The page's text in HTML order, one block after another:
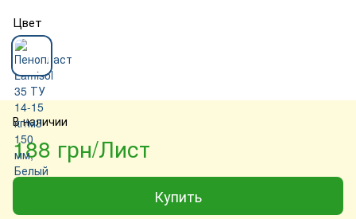
Цвет
В наличии
188 грн/Лист
Купить